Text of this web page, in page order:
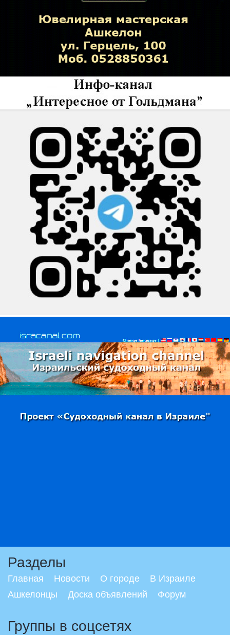
Разделы
Главная Новости О городе
В Израиле
Ашкелонцы
Доска объявлений Форум
Группы в соцсетях